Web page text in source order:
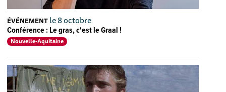
ÉVÉNEMENT le 8 octobre
Conférence : Le gras, c'est le Graal !
Nouvelle-Aquitaine